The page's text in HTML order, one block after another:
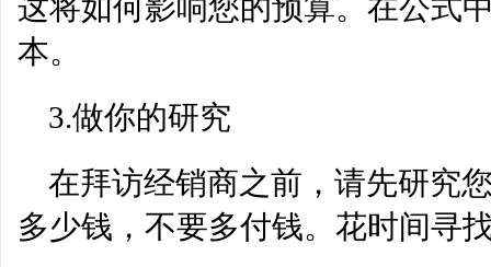
这将如何影响您的预算。在公式
本。
3.做你的研究
在拜访经销商之前，请先研究
多少钱，不要多付钱。花时间寻